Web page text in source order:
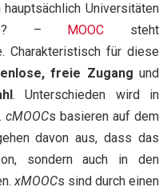
Universitäten
– MOOC steht
Charakteristisch für diese
freie Zugang und
. Unterschieden wird in
.cMOOCs basieren auf dem
davon aus, dass das
sondern auch in den
xMOOCs sind durch einen